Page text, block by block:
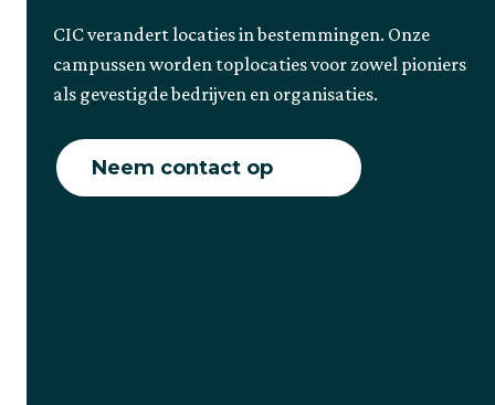
CIC verandert locaties in bestemmingen. Onze
campussen worden toplocaties voor zowel pioniers
als gevestigde bedrijven en organisaties.
Neem contact op